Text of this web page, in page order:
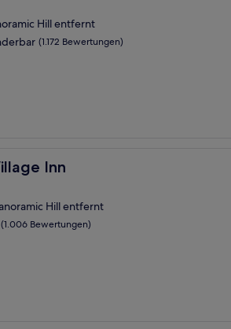
Hill entfernt
(1.172 Bewertungen)
Inn
Inn
Hill entfernt
(1.006 Bewertungen)